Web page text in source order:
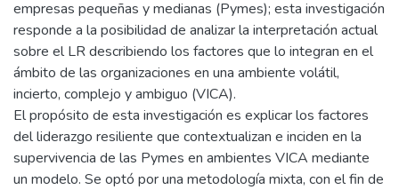
empresas pequeñas y medianas (Pymes); esta investigación
responde a la posibilidad de analizar la interpretación actual
sobre el LR describiendo los factores que lo integran en el
ámbito de las organizaciones en una ambiente volátil,
incierto, complejo y ambiguo (VICA).
El propósito de esta investigación es explicar los factores
del liderazgo resiliente que contextualizan e inciden en la
supervivencia de las Pymes en ambientes VICA mediante
un modelo. Se optó por una metodología mixta, con el fin de